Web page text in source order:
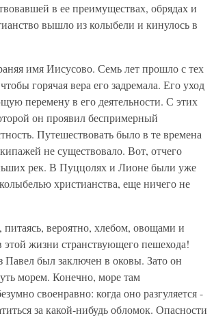
в ее преимуществах, обрядах и
вышло из колыбели и кинулось в
имя Иисусово. Семь лет прошло с тех
горячая вера его задремала. Его уход
перемену в его деятельности. С этих
он проявил беспримерный
Путешествовать было в те времена
не существовало. Вот, отчего
рек. В Пуццолях и Лионе были уже
христианства, еще ничего не
вероятно, хлебом, овощами и
жизни странствующего пешехода!
был заключен в оковы. Зато он
морем. Конечно, море там
своенравно: когда оно разгуляется -
за какой-нибудь обломок. Опасности